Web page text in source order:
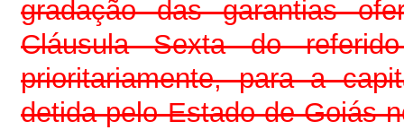
gradação das garantias
Cláusula Sexta do
prioritariamente, para a
detida pelo Estado de Goiás